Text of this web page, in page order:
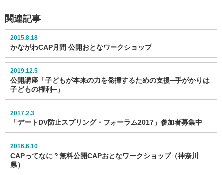
関連記事
2015.8.18
かながわCAP月間 公開おとなワークショップ
2019.12.5
公開講座「子どもが本来の力を発揮するための支援─手がかりは
子どもの権利─」
2017.2.3
「デートDV防止スプリング・フォーラム2017」参加者募集中
2016.6.10
CAPってなに？無料公開CAPおとなワークショップ（神奈川
県）